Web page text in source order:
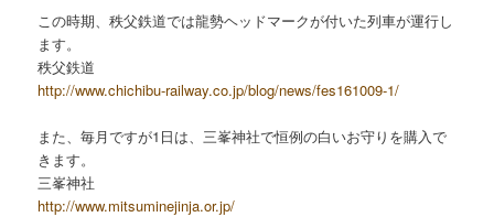
この時期、秩父鉄道では龍勢ヘッドマークが付いた列車が運行し
ます。
秩父鉄道
http://www.chichibu-railway.co.jp/blog/news/fes161009-1/
また、毎月ですが1日は、三峯神社で恒例の白いお守りを購入で
きます。
三峯神社
http://www.mitsuminejinja.or.jp/